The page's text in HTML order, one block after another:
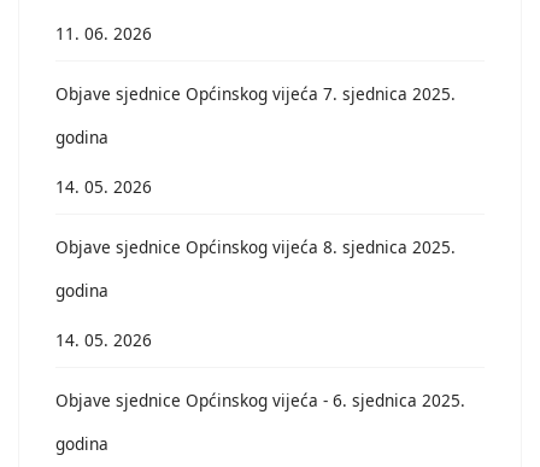
11. 06. 2026
Objave sjednice Općinskog vijeća 7. sjednica 2025.
godina
14. 05. 2026
Objave sjednice Općinskog vijeća 8. sjednica 2025.
godina
14. 05. 2026
Objave sjednice Općinskog vijeća - 6. sjednica 2025.
godina